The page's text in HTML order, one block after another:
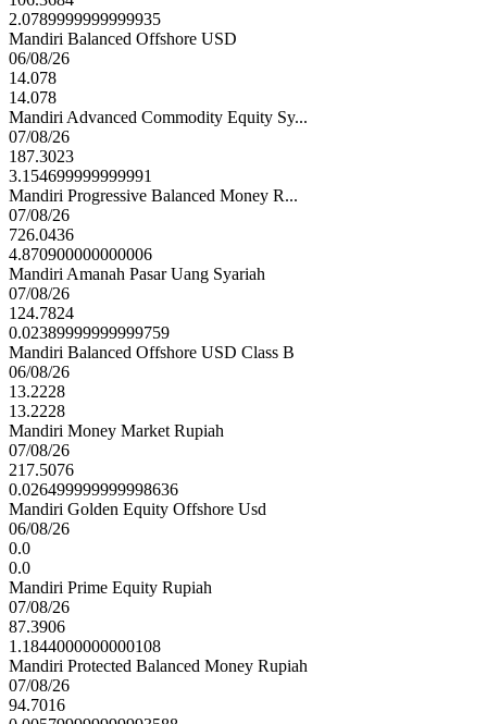
2.0789999999999935
Mandiri Balanced Offshore USD
06/08/26
14.078
14.078
Mandiri Advanced Commodity Equity Sy...
07/08/26
187.3023
3.154699999999991
Mandiri Progressive Balanced Money R...
07/08/26
726.0436
4.870900000000006
Mandiri Amanah Pasar Uang Syariah
07/08/26
124.7824
0.02389999999999759
Mandiri Balanced Offshore USD Class B
06/08/26
13.2228
13.2228
Mandiri Money Market Rupiah
07/08/26
217.5076
0.026499999999998636
Mandiri Golden Equity Offshore Usd
06/08/26
0.0
0.0
Mandiri Prime Equity Rupiah
07/08/26
87.3906
1.1844000000000108
Mandiri Protected Balanced Money Rupiah
07/08/26
94.7016